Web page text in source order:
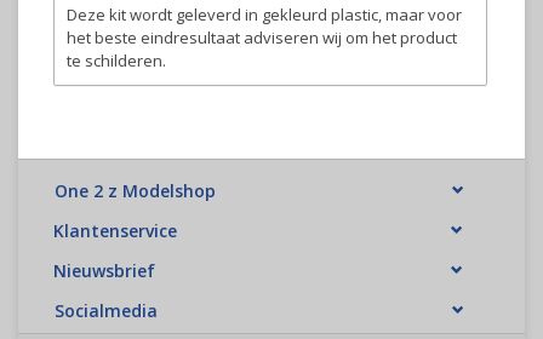
Deze kit wordt geleverd in gekleurd plastic, maar voor
het beste eindresultaat adviseren wij om het product
te schilderen.
One 2 z Modelshop
Klantenservice
Nieuwsbrief
Socialmedia